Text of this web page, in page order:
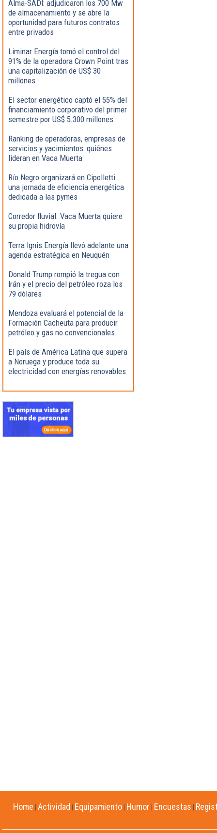
Alma-SADI: adjudicaron los 700 Mw
de almacenamiento y se abre la
oportunidad para futuros contratos
entre privados
Liminar Energía tomó el control del
91% de la operadora Crown Point tras
una capitalización de US$ 30
millones
El sector energético captó el 55% del
financiamiento corporativo del primer
semestre por US$ 5.300 millones
Ranking de operadoras, empresas de
servicios y yacimientos: quiénes
lideran en Vaca Muerta
Río Negro organizará en Cipolletti
una jornada de eficiencia energética
dedicada a las pymes
Corredor fluvial. Vaca Muerta quiere
su propia hidrovía
Terra Ignis Energía llevó adelante una
agenda estratégica en Neuquén
Donald Trump rompió la tregua con
Irán y el precio del petróleo roza los
79 dólares
Mendoza evaluará el potencial de la
Formación Cacheuta para producir
petróleo y gas no convencionales
El país de América Latina que supera
a Noruega y produce toda su
electricidad con energías renovables
Home Actividad Equipamiento Humor Encuestas